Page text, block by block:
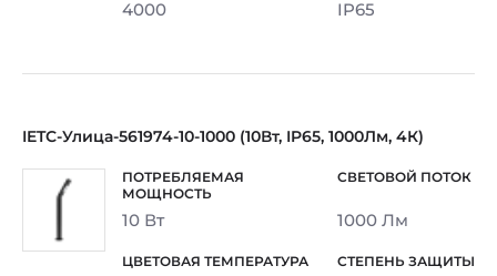
4000 IP65
IETC-Улица-561974-10-1000 (10Вт, IP65, 1000Лм, 4К)
10 Вт 1000 Лм